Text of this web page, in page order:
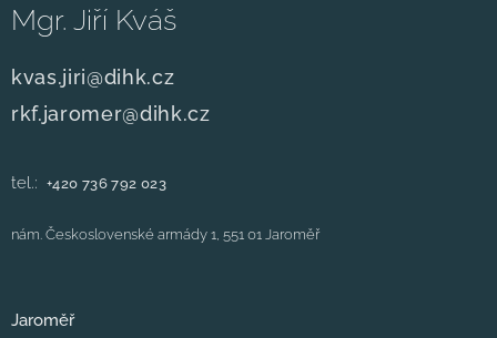
Mgr. Jiří Kváš
kvas.jiri@dihk.cz
rkf.jaromer@dihk.cz
tel.: +420 736 792 023
nám. Československé armády 1, 551 01 Jaroměř
Jaroměř